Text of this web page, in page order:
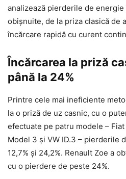
analizează pierderile de
obișnuite, de la priza clasică de
încărcare rapidă cu curent
Încărcarea la priză
până la 24%
Printre cele mai ineficiente
la o priză de uz casnic, cu o
efectuate pe patru modele –
Model 3 și VW ID.3 – pierderile
12,7% și 24,2%. Renault Zoe a
cu o pierdere de peste 24%.